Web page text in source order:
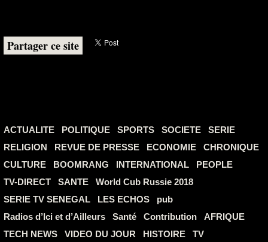
Partager ce site
ACTUALITE POLITIQUE SPORTS SOCIETE
SERIE
RELIGION
REVUE DE PRESSE ECONOMIE
CHRONIQUE
CULTURE
BOOMRANG INTERNATIONAL
PEOPLE
TV-DIRECT
SANTE
World Cub Russie 2018
SERIE TV SENEGAL
LES ECHOS
pub
Radios d’Ici et d’Ailleurs
Santé Contribution
AFRIQUE
TECH NEWS
VIDEO DU JOUR HISTOIRE TV